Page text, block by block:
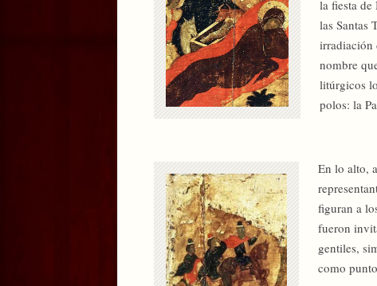
la fiesta
las Santas
irradiación
nombre
litúrgicos
polos: la
En lo alto,
figuran a
fueron
gentiles,
como